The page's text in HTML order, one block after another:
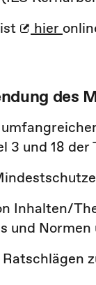
hier
des
3 und 18
Inhalten/
und Normen